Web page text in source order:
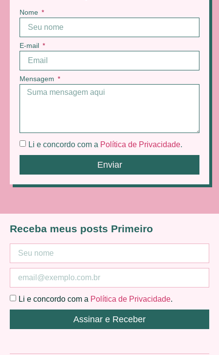
Nome
E-mail
Mensagem
Li e concordo com a Política de Privacidade.
Enviar
Receba meus posts Primeiro
Li e concordo com a Política de Privacidade.
Assinar e Receber